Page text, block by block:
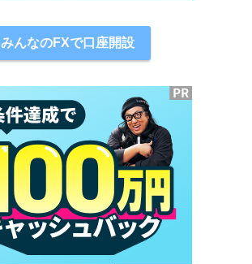
みんなのFXで口座開設